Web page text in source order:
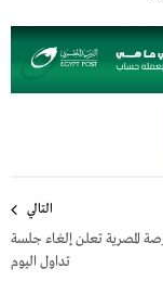
التالي
المصرية تعلن إلغاء جلسة
تداول اليوم